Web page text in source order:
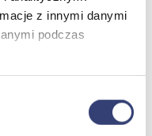
z innymi danymi
podczas